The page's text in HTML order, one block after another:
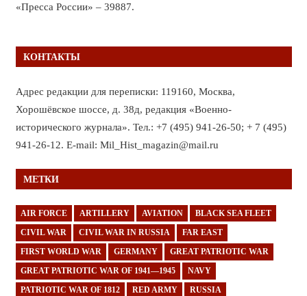
«Пресса России» – 39887.
КОНТАКТЫ
Адрес редакции для переписки: 119160, Москва,
Хорошёвское шоссе, д. 38д, редакция «Военно-
исторического журнала». Тел.: +7 (495) 941-26-50; + 7 (495)
941-26-12. E-mail: Mil_Hist_magazin@mail.ru
МЕТКИ
AIR FORCE ARTILLERY AVIATION BLACK SEA FLEET
CIVIL WAR CIVIL WAR IN RUSSIA FAR EAST
FIRST WORLD WAR GERMANY GREAT PATRIOTIC WAR
GREAT PATRIOTIC WAR OF 1941—1945 NAVY
PATRIOTIC WAR OF 1812 RED ARMY RUSSIA